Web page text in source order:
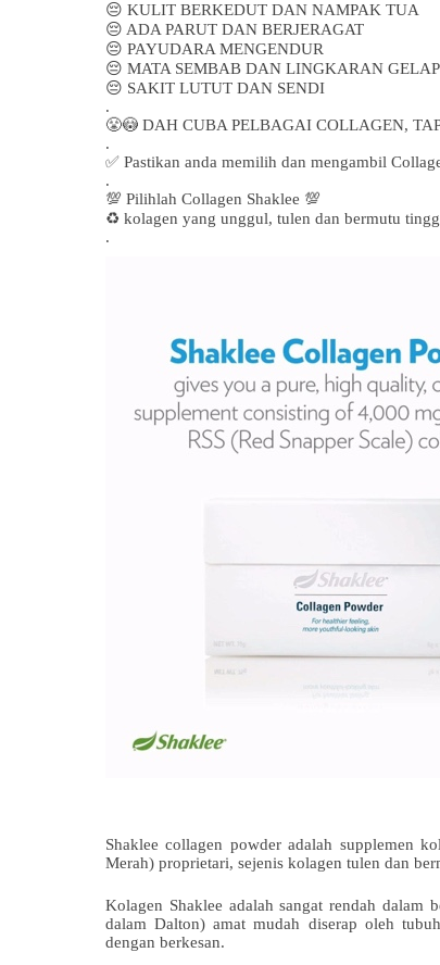
😔 KULIT BERKEDUT DAN NAMPAK TUA
😔 ADA PARUT DAN BERJERAGAT
😔 PAYUDARA MENGENDUR
😔 MATA SEMBAB DAN LINGKARAN
😔 SAKIT LUTUT DAN SENDI
.
😤😳 DAH CUBA PELBAGAI COLLAGEN,
.
✅ Pastikan anda memilih dan mengambil
.
💯 Pilihlah Collagen Shaklee 💯
♻️ kolagen yang unggul, tulen dan bermutu
.
Shaklee collagen powder adalah supplemen
Merah) proprietari, sejenis kolagen tulen dan
Kolagen Shaklee adalah sangat rendah
dalam Dalton) amat mudah diserap oleh
dengan berkesan.